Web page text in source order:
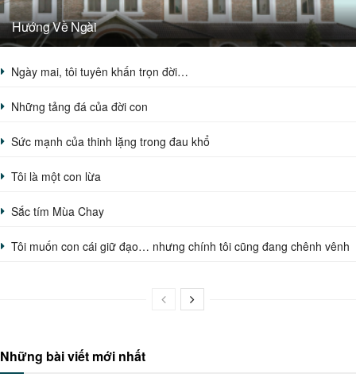
Hướng Về Ngài
Ngày mai, tôi tuyên khấn trọn đời…
Những tảng đá của đời con
Sức mạnh của thinh lặng trong đau khổ
Tôi là một con lừa
Sắc tím Mùa Chay
Tôi muốn con cái giữ đạo… nhưng chính tôi cũng đang chênh vênh
Những bài viết mới nhất